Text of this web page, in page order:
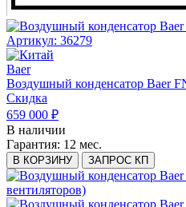
Артикул: 36279
Baer
Воздушный конденсатор Baer
Скидка
659 000 ₽
В наличии
Гарантия: 12 мес.
В КОРЗИНУ ЗАПРОС КП